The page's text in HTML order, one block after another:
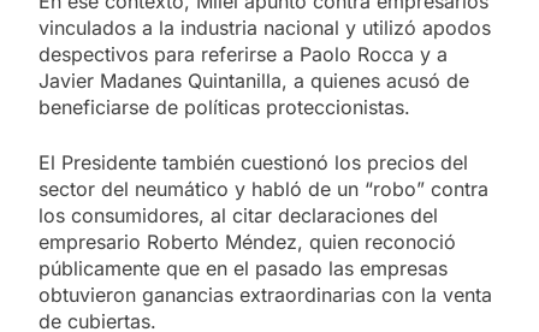
vinculados a la industria nacional y utilizó apodos
despectivos para referirse a Paolo Rocca y a
Javier Madanes Quintanilla, a quienes acusó de
beneficiarse de políticas proteccionistas.
El Presidente también cuestionó los precios del
sector del neumático y habló de un “robo” contra
los consumidores, al citar declaraciones del
empresario Roberto Méndez, quien reconoció
públicamente que en el pasado las empresas
obtuvieron ganancias extraordinarias con la venta
de cubiertas.